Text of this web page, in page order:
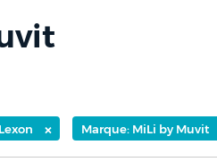
× Marque: MiLi by Muvit